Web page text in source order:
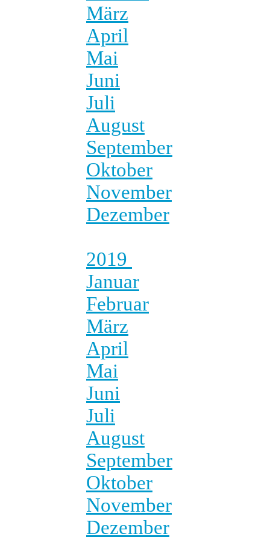
März
April
Mai
Juni
Juli
August
September
Oktober
November
Dezember
2019
Januar
Februar
März
April
Mai
Juni
Juli
August
September
Oktober
November
Dezember